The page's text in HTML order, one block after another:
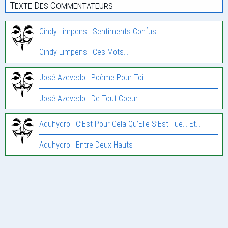
Texte Des Commentateurs
Cindy Limpens : Sentiments Confus…
Cindy Limpens : Ces Mots…
José Azevedo : Poème Pour Toi
José Azevedo : De Tout Coeur
Aquhydro : C’Est Pour Cela Qu’Elle S’Est Tue… Et…
Aquhydro : Entre Deux Hauts